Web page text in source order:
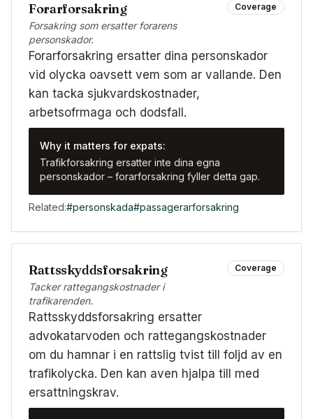
Forarforsakring
Forsakring som ersatter forarens
personskador.
Coverage
Forarforsakring ersatter dina personskador
vid olycka oavsett vem som ar vallande. Den
kan tacka sjukvardskostnader,
arbetsofrmaga och dodsfall.
Why it matters for expats:
Trafikforsakring ersatter inte dina egna
personskador – forarforsakring fyller detta gap.
Related:#personskada#passagerarforsakring
Rattsskyddsforsakring
Tacker rattegangskostnader i
trafikarenden.
Coverage
Rattsskyddsforsakring ersatter
advokatarvoden och rattegangskostnader
om du hamnar i en rattslig tvist till foljd av en
trafikolycka. Den kan aven hjalpa till med
ersattningskrav.